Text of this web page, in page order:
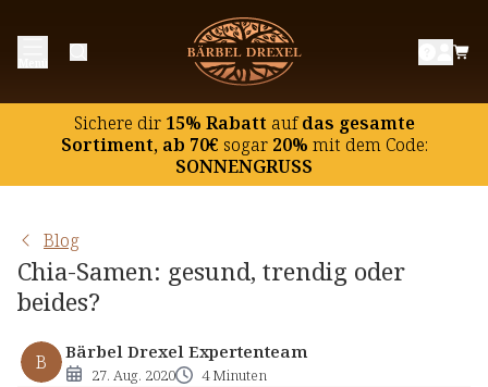
Sichere dir15% Rabatt aufdas gesamte
Sortiment, ab 70€ sogar20% mit dem Code:
SONNENGRUSS
Blog
Chia-Samen: gesund, trendig oder
beides?
B Bärbel Drexel Expertenteam
27. Aug. 2020 4 Minuten
Das Superfood der Azteken
Chia-Samen: Was steckt drin?
Chia Samen Rezepte: fest- und alltagstauglich